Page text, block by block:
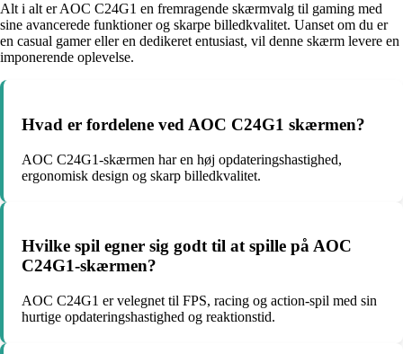
Alt i alt er AOC C24G1 en fremragende skærmvalg til gaming med
sine avancerede funktioner og skarpe billedkvalitet. Uanset om du er
en casual gamer eller en dedikeret entusiast, vil denne skærm levere en
imponerende oplevelse.
Hvad er fordelene ved AOC C24G1 skærmen?
AOC C24G1-skærmen har en høj opdateringshastighed,
ergonomisk design og skarp billedkvalitet.
Hvilke spil egner sig godt til at spille på AOC
C24G1-skærmen?
AOC C24G1 er velegnet til FPS, racing og action-spil med sin
hurtige opdateringshastighed og reaktionstid.